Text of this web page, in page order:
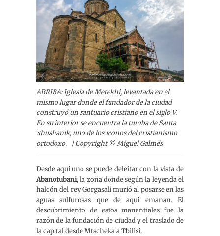
ARRIBA: Iglesia de Metekhi, levantada en el
mismo lugar donde el fundador de la ciudad
construyó un santuario cristiano en el siglo V.
En su interior se encuentra la tumba de Santa
Shushanik, uno de los iconos del cristianismo
ortodoxo. | Copyright © Miguel Galmés
Desde aquí uno se puede deleitar con la vista de
Abanotubani, la zona donde según la leyenda el
halcón del rey Gorgasali murió al posarse en las
aguas sulfurosas que de aquí emanan. El
descubrimiento de estos manantiales fue la
razón de la fundación de ciudad y el traslado de
la capital desde Mtscheka a Tbilisi.